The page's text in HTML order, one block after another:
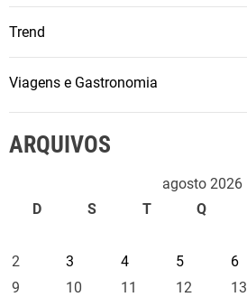
Trend
Viagens e Gastronomia
ARQUIVOS
agosto 2026
D
S T Q
2
3 4 5 6
9
10 11 12 13